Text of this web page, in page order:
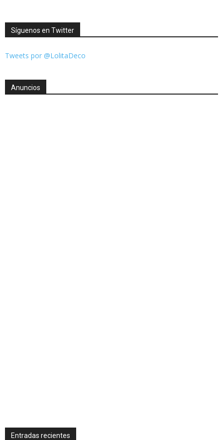
Síguenos en Twitter
Tweets por @LolitaDeco
Anuncios
Entradas recientes